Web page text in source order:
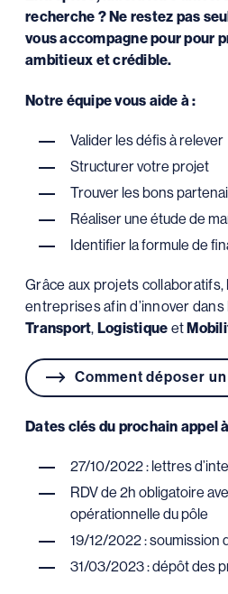
recherche ?Ne restez pas
vous accompagne pour pour
ambitieux et crédible.
Notre équipe vous aide à :
Valider les défis à relever
Structurer votre projet
Trouver les bons
Réaliser une étude de
Identifier la formule de
Grâce aux projets collaboratifs,
entreprises afin d’innover
Transport, Logistique et
Comment déposer
Dates clés du prochain appel
27/10/2022 : lettres
RDV de 2h obligatoire
opérationnelle du pôle
19/12/2022 : soumission
31/03/2023 : dépôt des